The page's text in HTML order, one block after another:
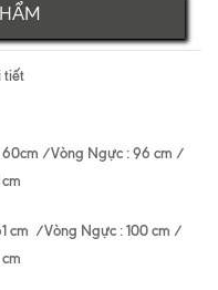
tiết
60cm /Vòng Ngực : 96 cm /
cm /Vòng Ngực : 100 cm /